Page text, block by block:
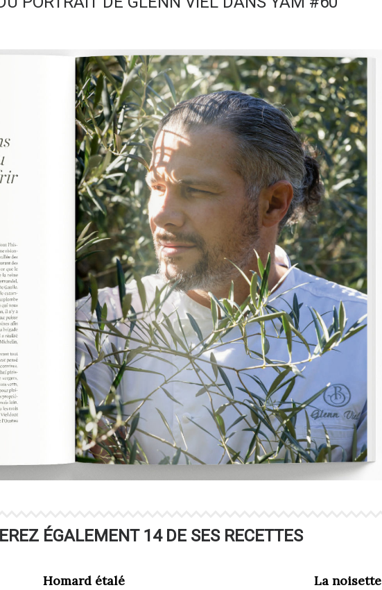
ÉGALEMENT 14 DE SES RECETTES
Homard étalé
La noisette